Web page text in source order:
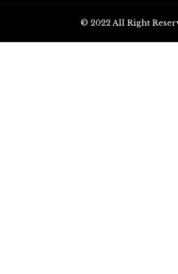
© 2022 All Right